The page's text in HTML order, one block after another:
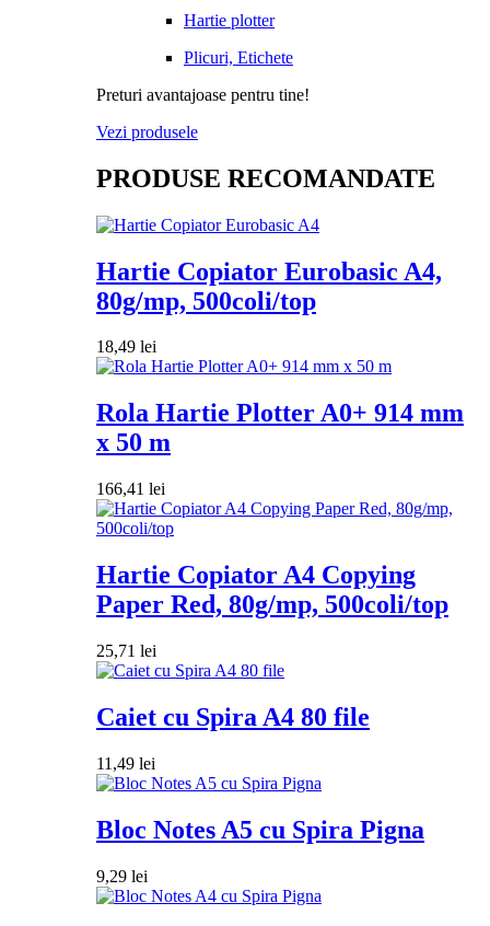
Hartie plotter
Plicuri, Etichete
Preturi avantajoase pentru tine!
Vezi produsele
PRODUSE RECOMANDATE
Hartie Copiator Eurobasic A4,
80g/mp, 500coli/top
18,49 lei
Rola Hartie Plotter A0+ 914 mm
x 50 m
166,41 lei
Hartie Copiator A4 Copying
Paper Red, 80g/mp, 500coli/top
25,71 lei
Caiet cu Spira A4 80 file
11,49 lei
Bloc Notes A5 cu Spira Pigna
9,29 lei